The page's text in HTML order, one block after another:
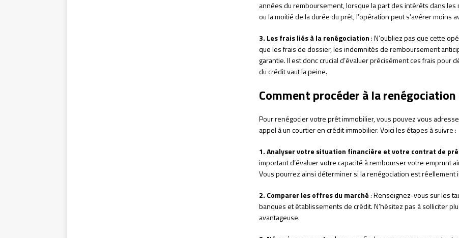
années du remboursement, lorsque la part des intérêts dans
ou la moitié de la durée du prêt, l’opération peut s’avérer moins
3. Les frais liés à la renégociation: N’oubliez pas que cette
que les frais de dossier, les indemnités de remboursement
garantie. Il est donc crucial d’évaluer précisément ces frais pour
du crédit vaut la peine.
Comment procéder à la
Pour renégocier votre prêt immobilier, vous pouvez vous
appel à un courtier en crédit immobilier. Voici les étapes à suivre :
1. Analyser votre situation financière et votre contrat de
important d’évaluer votre capacité à rembourser votre emprunt
Vous pourrez ainsi déterminer si la renégociation est réellement
2. Comparer les offres du marché: Renseignez-vous sur les
banques et établissements de crédit. N’hésitez pas à solliciter
avantageuse.